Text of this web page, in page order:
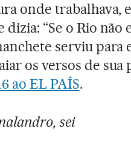
onde trabalhava,
“Se o Rio não
serviu
os versos de
ao EL PAÍS.
sei